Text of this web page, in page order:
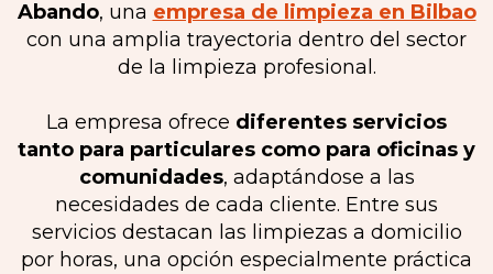
Abando, una empresa de limpieza en Bilbao
con una amplia trayectoria dentro del sector
de la limpieza profesional.
La empresa ofrece diferentes servicios
tanto para particulares como para oficinas y
comunidades, adaptándose a las
necesidades de cada cliente. Entre sus
servicios destacan las limpiezas a domicilio
por horas, una opción especialmente práctica